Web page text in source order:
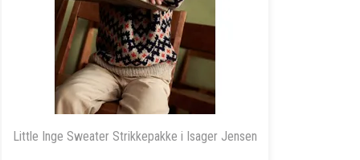
Little Inge Sweater Strikkepakke i Isager Jensen